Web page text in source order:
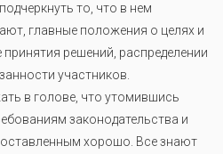
то, что в нем
главные положения о целях и
решений, распределении
участников.
в голове, что утомившись
законодательства и
хорошо. Все знают